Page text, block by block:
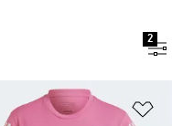
2
la lista de deseos